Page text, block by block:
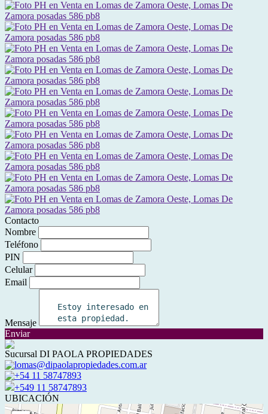
Contacto
Nombre
Teléfono
PIN
Celular
Email
Mensaje
Enviar
Sucursal DI PAOLA PROPIEDADES
lomas@dipaolapropiedades.com.ar
+54 11 58747893
+549 11 58747893
UBICACIÓN